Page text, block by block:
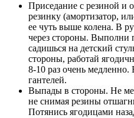
Приседание с резиной и
резинку (амортизатор,
ее чуть выше колена. В
через стороны. Выполни
садишься на детский
стороны, работай
8-10 раз очень медленно.
гантелей.
Выпады в стороны. Не
не снимая резины
Потянись ягодицами